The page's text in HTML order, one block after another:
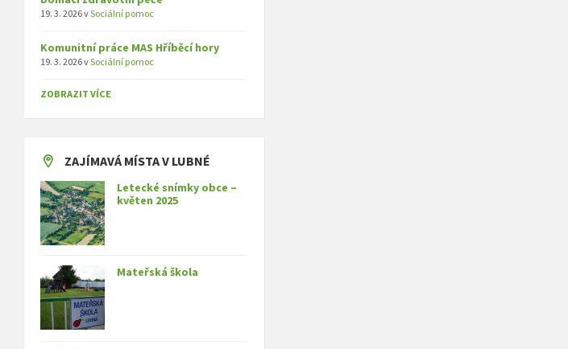
19. 3. 2026vSociální pomoc
Komunitní práce MAS Hříběcí hory
19. 3. 2026vSociální pomoc
ZOBRAZIT VÍCE
ZAJÍMAVÁ MÍSTA V LUBNÉ
Letecké snímky obce –
květen 2025
Mateřská škola